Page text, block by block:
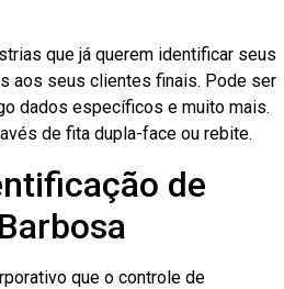
que já querem identificar seus
aos seus clientes finais. Pode ser
dados específicos e muito mais.
de fita dupla-face ou rebite.
de
que o controle de